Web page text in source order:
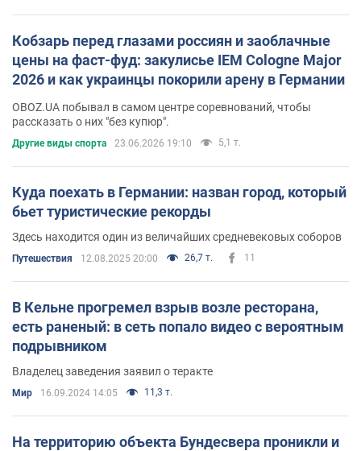
Кобзарь перед глазами россиян и заоблачные
цены на фаст-фуд: закулисье IEM Cologne Major
2026 и как украинцы покорили арену в Германии
OBOZ.UA побывал в самом центре соревнований, чтобы
рассказать о них "без купюр".
Другие виды спорта 23.06.2026 19:10 5,1 т.
Куда поехать в Германии: назван город, который
бьет туристические рекорды
Здесь находится один из величайших средневековых соборов
Путешествия 12.08.2025 20:00 26,7 т. 11
В Кельне прогремел взрыв возле ресторана,
есть раненый: в сеть попало видео с вероятным
подрывником
Владелец заведения заявил о теракте
Мир 16.09.2024 14:05 11,3 т.
На территорию объекта Бундесвера проникли и